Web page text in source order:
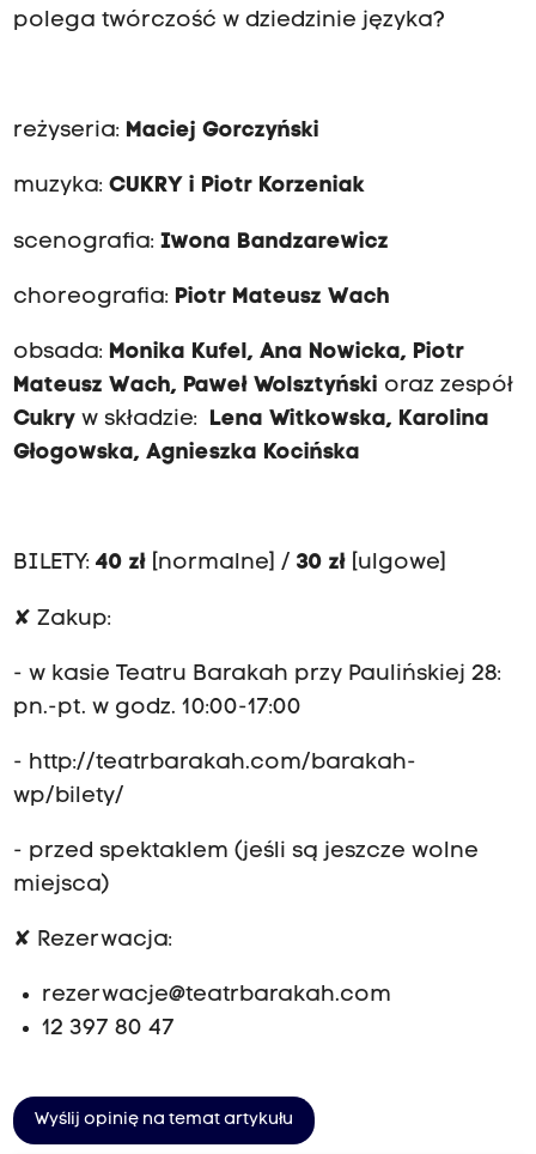
polega twórczość w dziedzinie języka?
reżyseria: Maciej Gorczyński
muzyka: CUKRY i Piotr Korzeniak
scenografia: Iwona Bandzarewicz
choreografia: Piotr Mateusz Wach
obsada: Monika Kufel, Ana Nowicka, Piotr
Mateusz Wach, Paweł Wolsztyński oraz zespół
Cukry w składzie: Lena Witkowska, Karolina
Głogowska, Agnieszka Kocińska
BILETY: 40 zł [normalne] / 30 zł [ulgowe]
✘ Zakup:
- w kasie Teatru Barakah przy Paulińskiej 28:
pn.-pt. w godz. 10:00-17:00
- http://teatrbarakah.com/barakah-
wp/bilety/
- przed spektaklem (jeśli są jeszcze wolne
miejsca)
✘ Rezerwacja:
rezerwacje@teatrbarakah.com
12 397 80 47
Wyślij opinię na temat artykułu